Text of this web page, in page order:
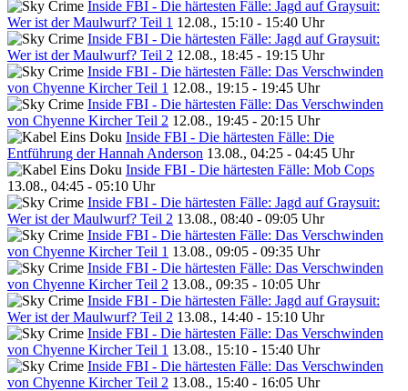
Inside FBI - Die härtesten Fälle: Jagd auf Graysuit:
Wer ist der Maulwurf? Teil 1 12.08., 15:10 - 15:40 Uhr
Inside FBI - Die härtesten Fälle: Jagd auf Graysuit:
Wer ist der Maulwurf? Teil 2 12.08., 18:45 - 19:15 Uhr
Inside FBI - Die härtesten Fälle: Das Verschwinden
von Chyenne Kircher Teil 1 12.08., 19:15 - 19:45 Uhr
Inside FBI - Die härtesten Fälle: Das Verschwinden
von Chyenne Kircher Teil 2 12.08., 19:45 - 20:15 Uhr
Inside FBI - Die härtesten Fälle: Die
Entführung der Hannah Anderson 13.08., 04:25 - 04:45 Uhr
Inside FBI - Die härtesten Fälle: Mob Cops
13.08., 04:45 - 05:10 Uhr
Inside FBI - Die härtesten Fälle: Jagd auf Graysuit:
Wer ist der Maulwurf? Teil 2 13.08., 08:40 - 09:05 Uhr
Inside FBI - Die härtesten Fälle: Das Verschwinden
von Chyenne Kircher Teil 1 13.08., 09:05 - 09:35 Uhr
Inside FBI - Die härtesten Fälle: Das Verschwinden
von Chyenne Kircher Teil 2 13.08., 09:35 - 10:05 Uhr
Inside FBI - Die härtesten Fälle: Jagd auf Graysuit:
Wer ist der Maulwurf? Teil 2 13.08., 14:40 - 15:10 Uhr
Inside FBI - Die härtesten Fälle: Das Verschwinden
von Chyenne Kircher Teil 1 13.08., 15:10 - 15:40 Uhr
Inside FBI - Die härtesten Fälle: Das Verschwinden
von Chyenne Kircher Teil 2 13.08., 15:40 - 16:05 Uhr